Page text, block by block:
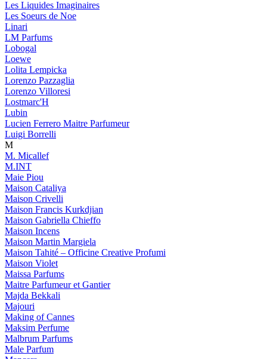
Les Liquides Imaginaires
Les Soeurs de Noe
Linari
LM Parfums
Lobogal
Loewe
Lolita Lempicka
Lorenzo Pazzaglia
Lorenzo Villoresi
Lostmarc'H
Lubin
Lucien Ferrero Maitre Parfumeur
Luigi Borrelli
M
M. Micallef
M.INT
Maie Piou
Maison Cataliya
Maison Crivelli
Maison Francis Kurkdjian
Maison Gabriella Chieffo
Maison Incens
Maison Martin Margiela
Maison Tahité – Officine Creative Profumi
Maison Violet
Maissa Parfums
Maitre Parfumeur et Gantier
Majda Bekkali
Majouri
Making of Cannes
Maksim Perfume
Malbrum Parfums
Male Parfum